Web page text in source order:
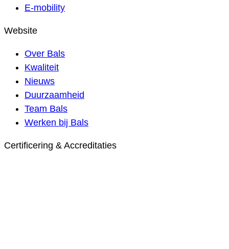
E-mobility
Website
Over Bals
Kwaliteit
Nieuws
Duurzaamheid
Team Bals
Werken bij Bals
Certificering & Accreditaties